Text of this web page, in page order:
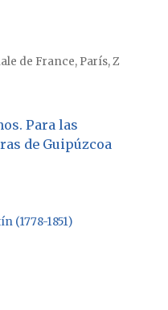
de France, París, Z
Para las
de Guipúzcoa
(1778-1851)